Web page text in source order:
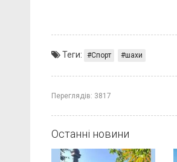
Теги: Спорт шахи
Переглядів: 3817
Останні новини